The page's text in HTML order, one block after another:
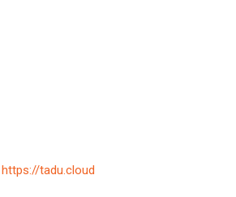
https://tadu.cloud